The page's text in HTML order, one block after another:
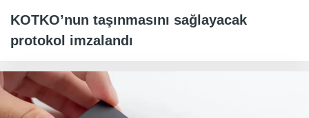
KOTKO’nun taşınmasını sağlayacak
protokol imzalandı